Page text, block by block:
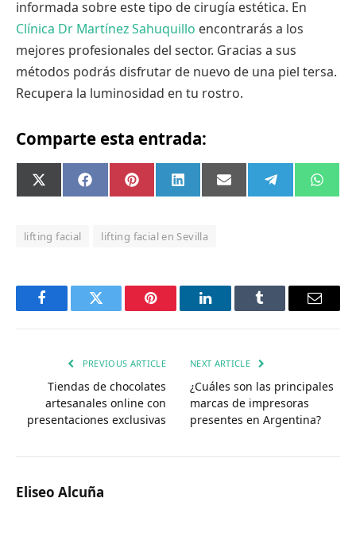
informada sobre este tipo de cirugía estética. En
Clínica Dr Martínez Sahuquillo encontrarás a los
mejores profesionales del sector. Gracias a sus
métodos podrás disfrutar de nuevo de una piel tersa.
Recupera la luminosidad en tu rostro.
Comparte esta entrada:
Compartir
en
X
(Twitter)
Compartir
en
FacebookCompartir
en
PinterestCompartir
en
LinkedInCompartir
en
Email Compartir
en
Telegram
en
lifting facial lifting facial en Sevilla
FacebookTwitter Pinterest LinkedInTumblr Email
PREVIOUS ARTICLE
Tiendas de chocolates
artesanales online con
presentaciones exclusivas
NEXT ARTICLE
¿Cuáles son las principales
marcas de impresoras
presentes en Argentina?
Eliseo Alcuña